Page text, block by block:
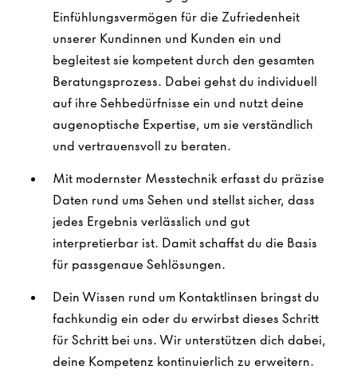
Einfühlungsvermögen für die Zufriedenheit
unserer Kundinnen und Kunden ein und
begleitest sie kompetent durch den gesamten
Beratungsprozess. Dabei gehst du individuell
auf ihre Sehbedürfnisse ein und nutzt deine
augenoptische Expertise, um sie verständlich
und vertrauensvoll zu beraten.
Mit modernster Messtechnik erfasst du präzise
Daten rund ums Sehen und stellst sicher, dass
jedes Ergebnis verlässlich und gut
interpretierbar ist. Damit schaffst du die Basis
für passgenaue Sehlösungen.
Dein Wissen rund um Kontaktlinsen bringst du
fachkundig ein oder du erwirbst dieses Schritt
für Schritt bei uns. Wir unterstützen dich dabei,
deine Kompetenz kontinuierlich zu erweitern.